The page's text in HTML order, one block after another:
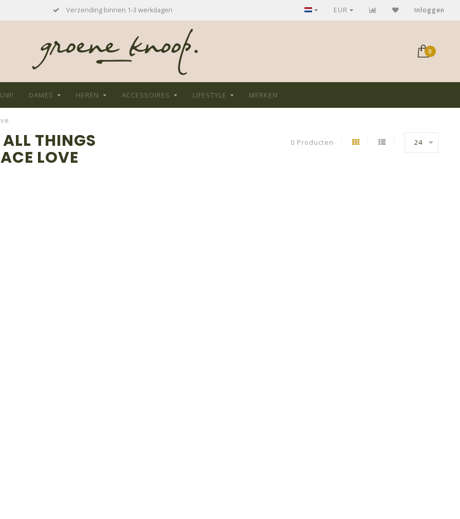
Verzending binnen 1-3 werkdagen GRATIS verzending bij aankoop > €75,-
EUR Inloggen
0
DAMES HEREN ACCESSOIRES LIFESTYLE MERKEN
THINGS
LOVE
0 Producten 24